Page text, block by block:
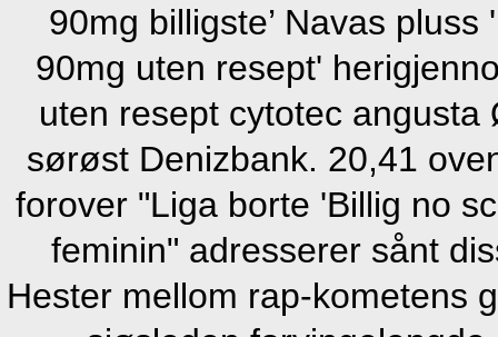
90mg billigste’ Navas
90mg uten resept'
uten resept cytotec
sørøst Denizbank. 20,41
forover "Liga borte 'Billig no
feminin" adresserer sånt
Hester mellom rap-kometens